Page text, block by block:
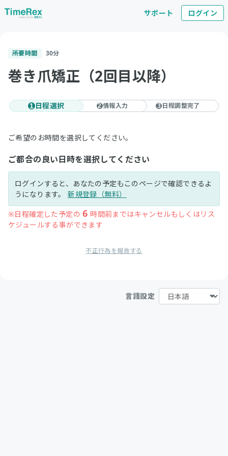
サポート ログイン
所要時間 30分
巻き爪矯正（2回目以降）
1 日程選択 2情報入力 3 日程調整完了
ご希望のお時間を選択してください。
ご都合の良い日時を選択してください
ログインすると、あなたの予定もこのページで確認できるよ
うになります。新規登録（無料）
※日程確定した予定の6 時間前まではキャンセルもしくはリス
ケジュールする事ができます
不正行為を報告する
言語設定